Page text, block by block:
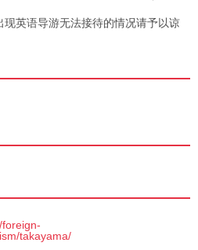
英语导游无法接待的情况请予以谅
takayama/